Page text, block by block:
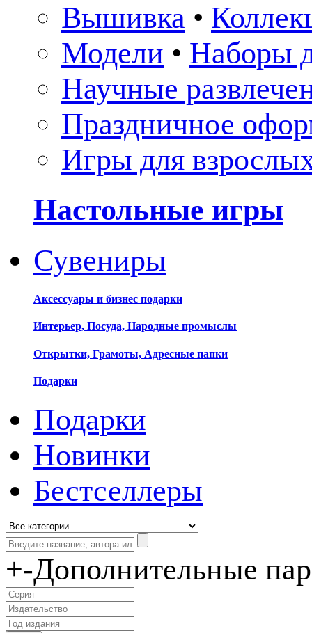
Вышивка •
Модели • Наборы
Научные
Праздничное
Игры для
Настольные игры
Сувениры
Аксессуары и бизнес подарки
Интерьер, Посуда, Народные промыслы
Открытки, Грамоты, Адресные папки
Подарки
Подарки
Новинки
Бестселлеры
+-Дополнительные